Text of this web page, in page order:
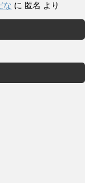
な に 匿名 より